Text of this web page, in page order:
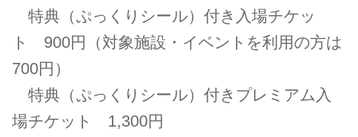
特典（ぷっくりシール）付き入場チケッ
ト 900円（対象施設・イベントを利用の方は
700円）
特典（ぷっくりシール）付きプレミアム入
場チケット 1,300円